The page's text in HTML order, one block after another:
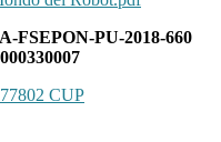
FSEPON-PU-2018-660
CUP